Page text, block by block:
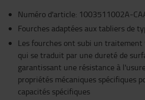
Numéro d'article: 1003511002A-
Fourches adaptées aux tabliers de
Les fourches ont subi un
qui se traduit par une dureté de
garantissant une résistance à
propriétés mécaniques spécifiques
capacités spécifiques